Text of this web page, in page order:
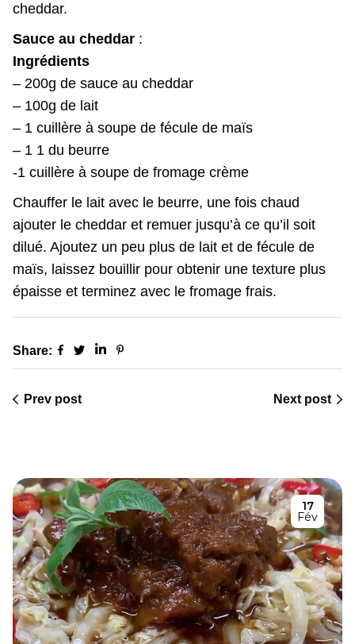
cheddar.
Sauce au cheddar :
Ingrédients
– 200g de sauce au cheddar
– 100g de lait
– 1 cuillère à soupe de fécule de maïs
– 1 1 du beurre
-1 cuillère à soupe de fromage crème
Chauffer le lait avec le beurre, une fois chaud
ajouter le cheddar et remuer jusqu’à ce qu’il soit
dilué. Ajoutez un peu plus de lait et de fécule de
maïs, laissez bouillir pour obtenir une texture plus
épaisse et terminez avec le fromage frais.
Share:
Prev post Next post
17
Fév